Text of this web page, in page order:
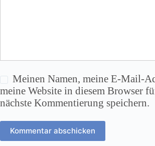
Meinen Namen, meine E-Mail-
meine Website in diesem Browser
nächste Kommentierung speichern.
Kommentar abschicken